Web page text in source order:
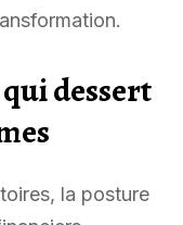
dessert
la posture